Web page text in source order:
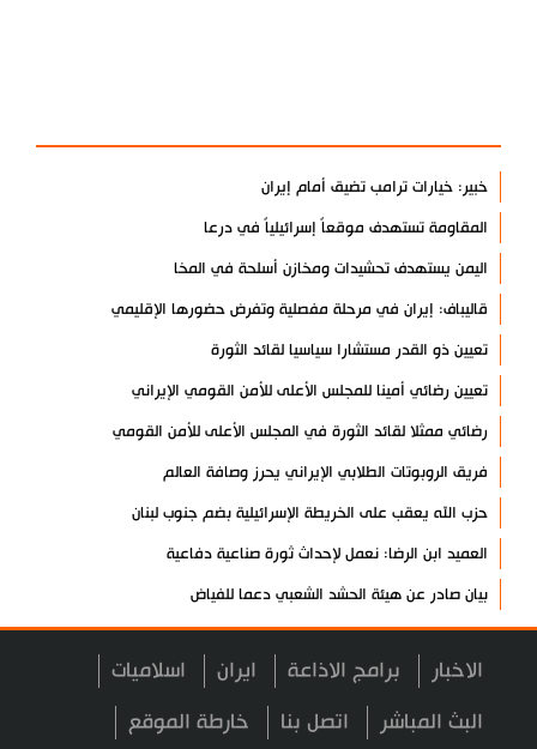
خبير: خيارات ترامب تضيق أمام إيران
المقاومة تستهدف موقعاً إسرائيلياً في درعا
اليمن يستهدف تحشيدات ومخازن أسلحة في المخا
قاليباف: إيران في مرحلة مفصلية وتفرض حضورها الإقليمي
تعيين ذو القدر مستشارا سياسيا لقائد الثورة
تعيين رضائي أمينا للمجلس الأعلى للأمن القومي الإيراني
رضائي ممثلا لقائد الثورة في المجلس الأعلى للأمن القومي
فريق الروبوتات الطلابي الإيراني يحرز وصافة العالم
حزب الله يعقب على الخريطة الإسرائيلية بضم جنوب لبنان
العميد ابن الرضا: نعمل لإحداث ثورة صناعية دفاعية
بيان صادر عن هيئة الحشد الشعبي دعما للفياض
آية الله لاريجاني: مضيق هرمز لن يعود إلى وضعه السابق
إنجاز إيراني في إنتاج فيروسات مُهندسة وراثيا لعلاج السرطان
تكريم الشهيد لاريجاني ومنحه "الجائزة الوطنية للتعليم والثقافة
الاخبار برامج الاذاعة ايران اسلاميات
البث المباشر اتصل بنا خارطة الموقع